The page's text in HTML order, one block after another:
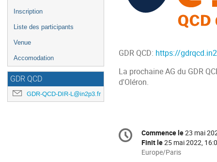
Inscription
Liste des participants
Venue
Accomodation
GDR QCD
GDR-QCD-DIR-L@in2p3.fr
GDR QCD: https://
La prochaine AG du GDR
d'Oléron.
Information
de
Date/Heure
Commence le23 mai
Finit le25 mai 2022,
Toutes
Europe/Paris